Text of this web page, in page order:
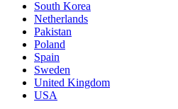
South Korea
Netherlands
Pakistan
Poland
Spain
Sweden
United Kingdom
USA